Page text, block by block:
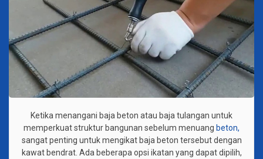
Ketika menangani baja beton atau baja tulangan untuk
memperkuat struktur bangunan sebelum menuang beton,
sangat penting untuk mengikat baja beton tersebut dengan
kawat bendrat. Ada beberapa opsi ikatan yang dapat dipilih,